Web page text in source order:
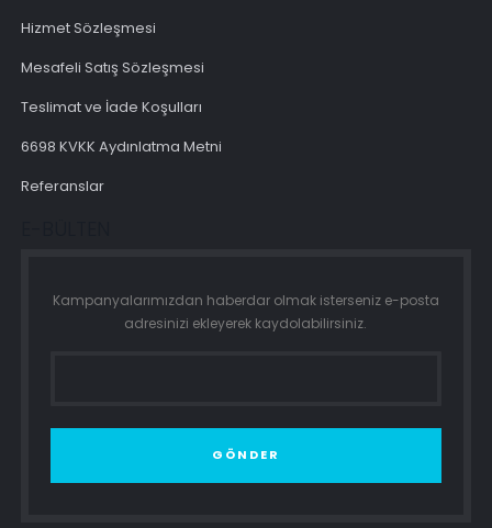
Hizmet Sözleşmesi
Mesafeli Satış Sözleşmesi
Teslimat ve İade Koşulları
6698 KVKK Aydınlatma Metni
Referanslar
Kampanyalarımızdan haberdar olmak isterseniz e-posta
adresinizi ekleyerek kaydolabilirsiniz.
GÖNDER